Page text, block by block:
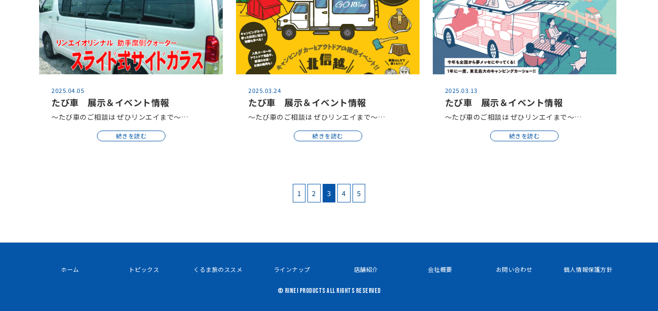
2025.04.05
たび車 展示＆イベント情報
～たび車のご相談は ぜひリンエイまで～…
続きを読む
2025.03.24
たび車 展示＆イベント情報
～たび車のご相談は ぜひリンエイまで～…
続きを読む
2025.03.13
たび車 展示＆イベント情報
～たび車のご相談は ぜひリンエイまで～…
続きを読む
1 2 3 4 5
ホーム トピックス くるま旅のススメ ラインナップ 店舗紹介 会社概要 お問い合わせ 個人情報保護方針
© RINEI PRODUCTS ALL RIGHTS RESERVED